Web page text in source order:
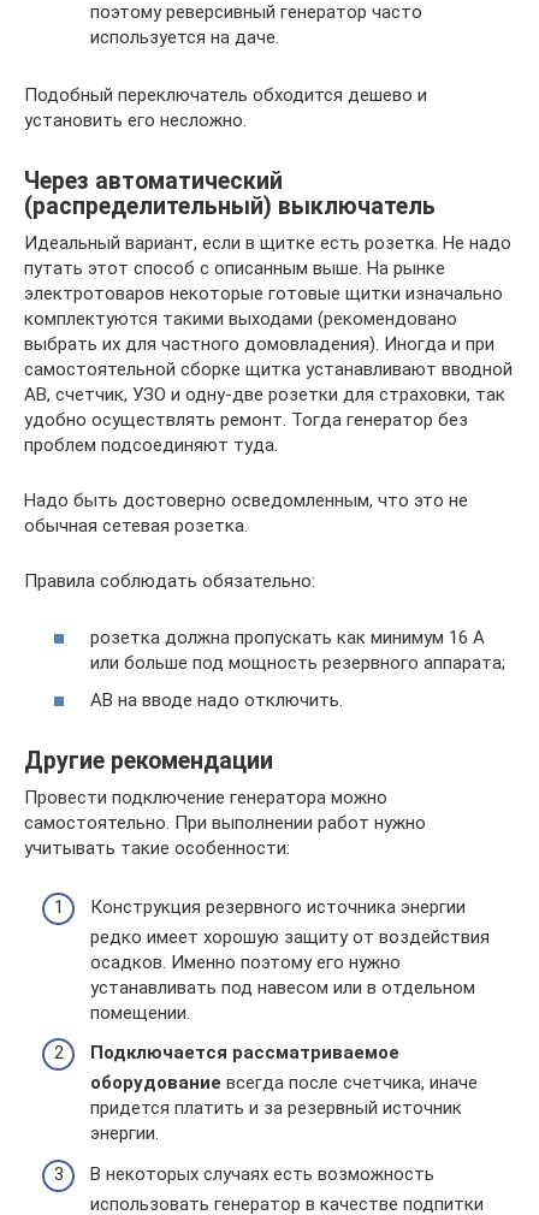
поэтому реверсивный генератор часто
используется на даче.
Подобный переключатель обходится дешево и
установить его несложно.
Через автоматический
(распределительный) выключатель
Идеальный вариант, если в щитке есть розетка. Не надо
путать этот способ с описанным выше. На рынке
электротоваров некоторые готовые щитки изначально
комплектуются такими выходами (рекомендовано
выбрать их для частного домовладения). Иногда и при
самостоятельной сборке щитка устанавливают вводной
АВ, счетчик, УЗО и одну-две розетки для страховки, так
удобно осуществлять ремонт. Тогда генератор без
проблем подсоединяют туда.
Надо быть достоверно осведомленным, что это не
обычная сетевая розетка.
Правила соблюдать обязательно:
розетка должна пропускать как минимум 16 А
или больше под мощность резервного аппарата;
АВ на вводе надо отключить.
Другие рекомендации
Провести подключение генератора можно
самостоятельно. При выполнении работ нужно
учитывать такие особенности:
Конструкция резервного источника энергии
редко имеет хорошую защиту от воздействия
осадков. Именно поэтому его нужно
устанавливать под навесом или в отдельном
помещении.
Подключается рассматриваемое
оборудование всегда после счетчика, иначе
придется платить и за резервный источник
энергии.
В некоторых случаях есть возможность
использовать генератор в качестве подпитки